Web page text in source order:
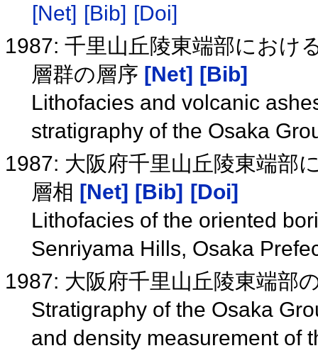
[Net] [Bib] [Doi]
1987: 千里山丘陵東端部におけ
層群の層序 [Net] [Bib]
Lithofacies and volcanic
stratigraphy of the Osaka
1987: 大阪府千里山丘陵東端部
層相 [Net] [Bib] [Doi]
Lithofacies of the oriented
Senriyama Hills, Osaka
1987: 大阪府千里山丘陵東端部
Stratigraphy of the Osaka
and density measurement of